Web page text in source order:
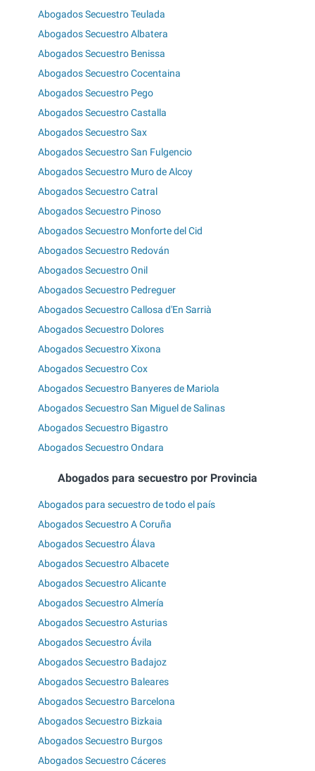
Abogados Secuestro Teulada
Abogados Secuestro Albatera
Abogados Secuestro Benissa
Abogados Secuestro Cocentaina
Abogados Secuestro Pego
Abogados Secuestro Castalla
Abogados Secuestro Sax
Abogados Secuestro San Fulgencio
Abogados Secuestro Muro de Alcoy
Abogados Secuestro Catral
Abogados Secuestro Pinoso
Abogados Secuestro Monforte del Cid
Abogados Secuestro Redován
Abogados Secuestro Onil
Abogados Secuestro Pedreguer
Abogados Secuestro Callosa d'En Sarrià
Abogados Secuestro Dolores
Abogados Secuestro Xixona
Abogados Secuestro Cox
Abogados Secuestro Banyeres de Mariola
Abogados Secuestro San Miguel de Salinas
Abogados Secuestro Bigastro
Abogados Secuestro Ondara
Abogados para secuestro por Provincia
Abogados para secuestro de todo el país
Abogados Secuestro A Coruña
Abogados Secuestro Álava
Abogados Secuestro Albacete
Abogados Secuestro Alicante
Abogados Secuestro Almería
Abogados Secuestro Asturias
Abogados Secuestro Ávila
Abogados Secuestro Badajoz
Abogados Secuestro Baleares
Abogados Secuestro Barcelona
Abogados Secuestro Bizkaia
Abogados Secuestro Burgos
Abogados Secuestro Cáceres